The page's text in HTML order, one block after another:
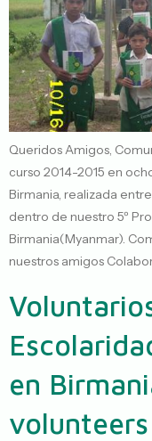
Queridos Amigos,
curso 2014-2015 en
Birmania, realizada
dentro de nuestro 5º
Birmania(Myanmar).
nuestros amigos
en